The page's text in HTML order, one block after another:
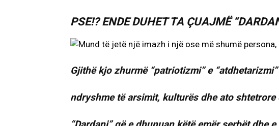
PSE!? ENDE DUHET TA ÇUAJMË
Gjithë kjo zhurmë “patriotizmi” e
ndryshme të arsimit, kulturës dhe ato